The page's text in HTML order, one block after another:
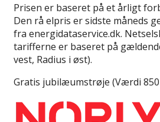
Prisen er baseret på et årligt
Den rå elpris er sidste måneds
fra energidataservice.dk.
tarifferne er baseret på
vest, Radius i øst).
Gratis jubilæumstrøje (Værdi